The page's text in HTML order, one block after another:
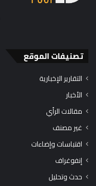
تصنيفات الموقع
التقارير الإخبارية
الأخبار
مقالات الرأي
غير مصنف
اقتباسات وإضاءات
إنفوغراف
حدث وتحليل